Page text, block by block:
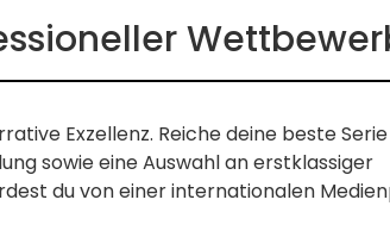
Exzellenz. Reiche deine beste Serie
sowie eine Auswahl an erstklassiger
du von einer internationalen